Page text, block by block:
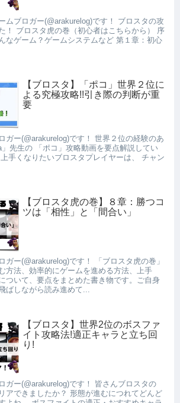
ムブロガー(@arakurelog)です！ ブロスタの攻
！ ブロスタ虎の巻（初心者はこちらから） 序
なゲーム？ゲームシステムなど 第１章：初心
【ブロスタ】「ポコ」世界２位に
よる究極攻略!!引き際の判断が重
要
ガー(@arakurelog)です！ 世界２位の経験のあ
」先生の 「ポコ」攻略動画を要点解説してい
手くなりたいブロスタプレイヤーは、 チャン
【ブロスタ虎の巻】８章：勝つコ
ツは「相性」と「間合い」
ガー(@arakurelog)です！ 「ブロスタ虎の巻」
方法、効率的にゲームを進める方法、上手
ついて、要点をまとめた書き物です。ご自身
ばしながら読み進めて...
【ブロスタ】世界2位のボスファ
イト攻略法!適正キャラと立ち回
り!
ガー(@arakurelog)です！ 皆さんブロスタの
アできましたか？ 形態が進むにつれてどんど